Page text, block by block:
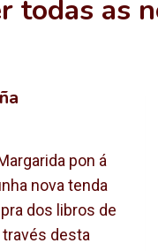
todas as
pon á
nova tenda
dos libros de
desta